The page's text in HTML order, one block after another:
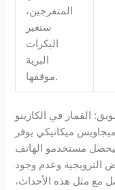
المتفرجين،
ستغير
البكرات
البرية
موقفها.
القمار في الكازينو
شبكة كبيرة 6 بكرة وميجاويس ميكانيكي يوفر
سيحصل مستخدمو الهاتف
الترويجية وعدم وجود
مع مثل هذه الأحداث،